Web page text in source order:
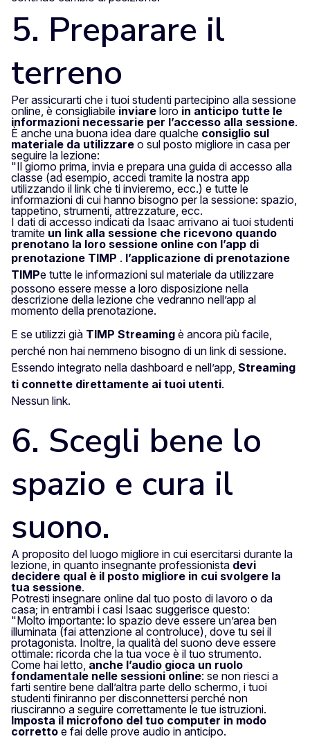
5. Preparare il
terreno
Per assicurarti che i tuoi studenti partecipino alla sessione
online, è consigliabile inviare loro in anticipo tutte le
informazioni necessarie per l’accesso alla sessione.
È anche una buona idea dare qualche consiglio sul
materiale da utilizzare o sul posto migliore in casa per
seguire la lezione:
"Il giorno prima, invia e prepara una guida di accesso alla
classe (ad esempio, accedi tramite la nostra app
utilizzando il link che ti invieremo , ecc.) e tutte le
informazioni di cui hanno bisogno per la sessione: spazio,
tappetino, strumenti, attrezzature, ecc.
I dati di accesso indicati da Isaac arrivano ai tuoi studenti
tramite un link alla sessione che ricevono quando
prenotano la loro sessione online con l’app di
prenotazione TIMP . l’applicazione di prenotazione
TIMPe tutte le informazioni sul materiale da utilizzare
possono essere messe a loro disposizione nella
descrizione della lezione che vedranno nell’app al
momento della prenotazione.
E se utilizzi già TIMP Streaming è ancora più facile,
perché non hai nemmeno bisogno di un link di sessione.
Essendo integrato nella dashboard e nell’app, Streaming
ti connette direttamente ai tuoi utenti.
Nessun link.
6. Scegli bene lo
spazio e cura il
suono.
A proposito del luogo migliore in cui esercitarsi durante la
lezione, in quanto insegnante professionista devi
decidere qual è il posto migliore in cui svolgere la
tua sessione.
Potresti insegnare online dal tuo posto di lavoro o da
casa; in entrambi i casi Isaac suggerisce questo:
"Molto importante: lo spazio deve essere un’area ben
illuminata (fai attenzione al controluce), dove tu sei il
protagonista. Inoltre, la qualità del suono deve essere
ottimale: ricorda che la tua voce è il tuo strumento.
Come hai letto, anche l’audio gioca un ruolo
fondamentale nelle sessioni online: se non riesci a
farti sentire bene dall’altra parte dello schermo, i tuoi
studenti finiranno per disconnettersi perché non
riusciranno a seguire correttamente le tue istruzioni.
Imposta il microfono del tuo computer in modo
corretto e fai delle prove audio in anticipo.